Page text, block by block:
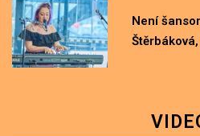
Není